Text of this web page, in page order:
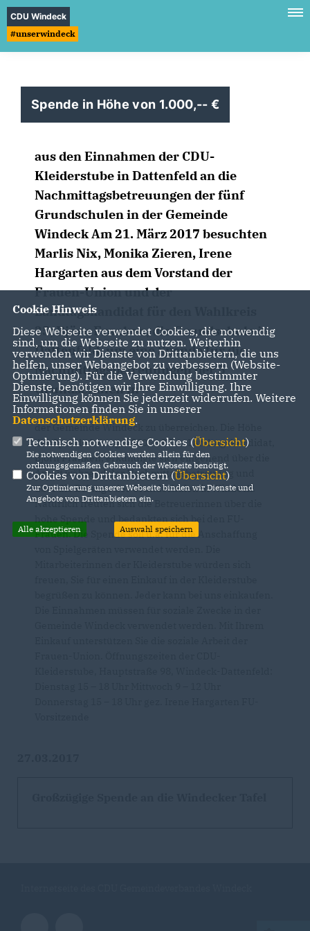
CDU Windeck
#unserwindeck
Spende in Höhe von 1.000,--
aus den Einnahmen der CDU-
Kleiderstube in Dattenfeld an die
Nachmittagsbetreuungen der fünf
Grundschulen in der Gemeinde
Windeck Am 21. März 2017 besuchten
Marlis Nix, Monika Zieren, Irene
Hargarten aus dem Vorstand der
Frauen-Union und der
Landtagskandidat für den Wahlkreis
25, Björn Franken, die Grundschule in
Dattenfeld, um eine Spende für die
Nachmittagsbetreuungen der 5
Grundschulen in
der Gemeinde Windeck zu überreichen. Die Höhe
der Spende betrug 1.000,-- € Der Landtagskandidat,
Björn Franken, erkundigte sich eingehend über die
Arbeit während der Nachmittagsbetreuung und
über die Belange der Grundschulen in Windeck.
Natürlich freuten sich die Betreuerinnen über die
hohe Spende und bedankten sich bei den FU-
Frauen. Die Spende soll u.a. für die Anschaffung
Cookie Hinweis
Diese Webseite verwendet Cookies, die notwendig
sind, um die Webseite zu nutzen. Weiterhin
verwenden wir Dienste von Drittanbietern, die uns
helfen, unser Webangebot zu verbessern (Website-
Optmierung). Für die Verwendung bestimmter
Dienste, benötigen wir Ihre Einwilligung. Ihre
Einwilligung können Sie jederzeit widerrufen. Weitere
Informationen finden Sie in unserer
Datenschutzerklärung.
Technisch notwendige Cookies (Übersicht)
Die notwendigen Cookies werden allein für den
ordnungsgemäßen Gebrauch der Webseite benötigt.
Cookies von Drittanbietern (Übersicht)
Zur Optimierung unserer Webseite binden wir Dienste und
Angebote von Drittanbietern ein.
Alle akzeptieren Auswahl speichern